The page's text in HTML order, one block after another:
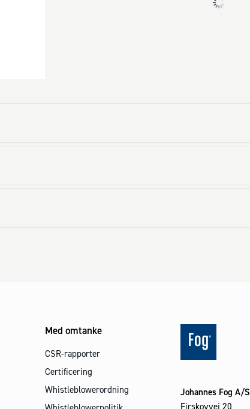
Med omtanke
CSR-rapporter
Certificering
Whistleblowerordning
Johannes Fog A/S
Firskovvej 20